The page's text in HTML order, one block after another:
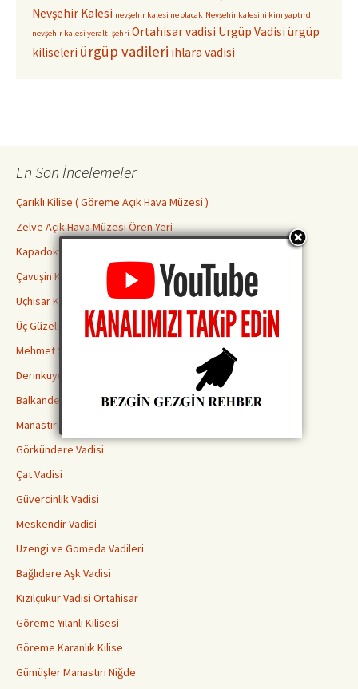
Nevşehir Kalesi nevşehir kalesi ne olacak Nevşehir kalesini kim yaptırdı
nevşehir kalesi yeraltı şehri Ortahisar vadisi Ürgüp Vadisi ürgüp
kiliseleri ürgüp vadileri ıhlara vadisi
En Son İncelemeler
Çarıklı Kilise ( Göreme Açık Hava Müzesi )
Zelve Açık Hava Müzesi Ören Yeri
Kapadokya Yeraltı Şehirleri Hakkında Bilmeniz Gerekenler
Çavuşin Kilisesi
Uçhisar Kalesi
Üç Güzeller Peri Bacaları
Mehmet Şakir Paşa Medresesi
Derinkuyu Yeraltı Şehri
Balkanderesi Vadisi
Manastırlar Vadisi
Görkündere Vadisi
Çat Vadisi
Güvercinlik Vadisi
Meskendir Vadisi
Üzengi ve Gomeda Vadileri
Bağlıdere Aşk Vadisi
Kızılçukur Vadisi Ortahisar
Göreme Yılanlı Kilisesi
Göreme Karanlık Kilise
Gümüşler Manastırı Niğde